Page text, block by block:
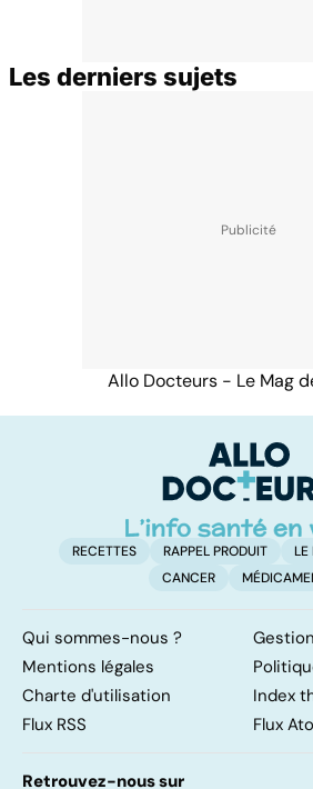
Les derniers sujets
Allo Docteurs - Le Mag
RECETTES RAPPEL PRODUIT
LE
CANCER
Qui sommes-nous ?
Mentions légales
Charte d'utilisation
Index
Flux RSS
Flux
Retrouvez-nous sur